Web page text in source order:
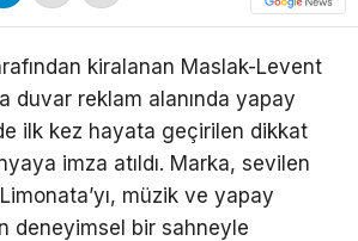
kiralanan Maslak-Levent
duvar reklam alanında yapay
ilk kez hayata geçirilen dikkat
imza atıldı. Marka, sevilen
müzik ve yapay
deneyimsel bir sahneyle